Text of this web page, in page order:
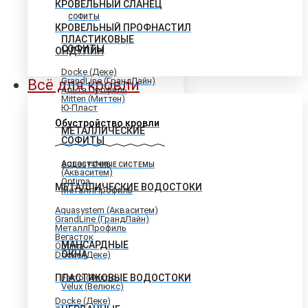
СОФИТЫ
ПЛАСТИКОВЫЕ
СОФИТЫ
Docke (Деке)
GrandLine (ГрандЛайн)
Альта Профиль
Mitten (Миттен)
Ю-Пласт
МЕТАЛЛИЧЕСКИЕ
СОФИТЫ
Aquasystem
(Акваситем)
Optima
МеталлПрофиль
МАНСАРДНЫЕ
ОКНА
Fakro (Факро)
Velux (Велюкс)
КРОВЕЛЬНЫЙ СЛАНЕЦ
КРОВЕЛЬНЫЙ ПРОФНАСТИЛ
ОНДУЛИН
Всё для кровли
Обустройство кровли
ВОДОСТОЧНЫЕ СИСТЕМЫ
МЕТАЛЛИЧЕСКИЕ ВОДОСТОКИ
Aquasystem (Акваситем)
GrandLine (ГрандЛайн)
МеталлПрофиль
Вегасток
Optima
Docke (Деке)
ПЛАСТИКОВЫЕ ВОДОСТОКИ
Docke (Деке)